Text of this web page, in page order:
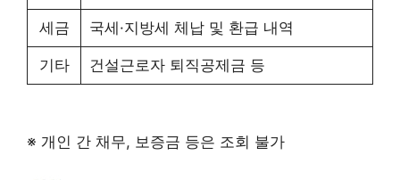
세금 국세·지방세 체납 및 환급 내역
기타 건설근로자 퇴직공제금 등
※ 개인 간 채무, 보증금 등은 조회 불가